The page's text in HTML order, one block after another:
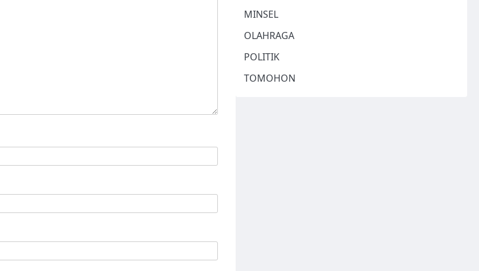
MINSEL
OLAHRAGA
POLITIK
TOMOHON